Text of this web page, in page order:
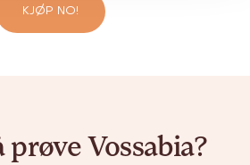
KJØP NO!
prøve Vossabia?